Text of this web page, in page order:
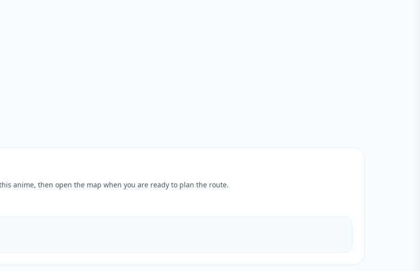
anime, then open the map when you are ready to plan the route.